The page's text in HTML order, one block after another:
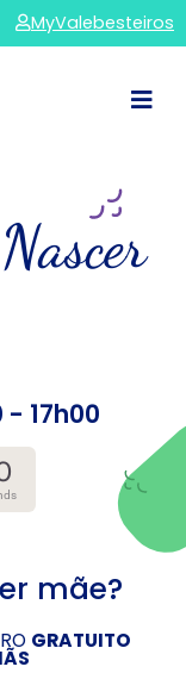
MyValebesteiros
- 17h00
mãe?
GRATUITO